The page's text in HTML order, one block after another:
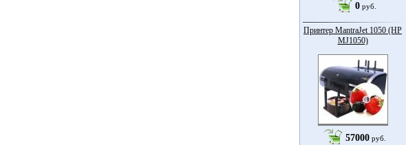
0 руб.
Принтер MantraJet 1050 (HP
MJ1050)
57000 руб.